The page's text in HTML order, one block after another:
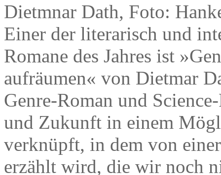
Dietmnar Dath, Foto:
Einer der literarisch und
Romane des Jahres ist
aufräumen« von Dietmar
Genre-Roman und
und Zukunft in einem
verknüpft, in dem von
erzählt wird, die wir noch